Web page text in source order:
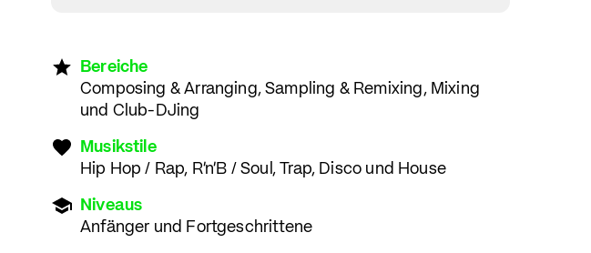
Bereiche
Composing & Arranging, Sampling & Remixing, Mixing
und Club-DJing
Musikstile
Hip Hop / Rap, R'n'B / Soul, Trap, Disco und House
Niveaus
Anfänger und Fortgeschrittene